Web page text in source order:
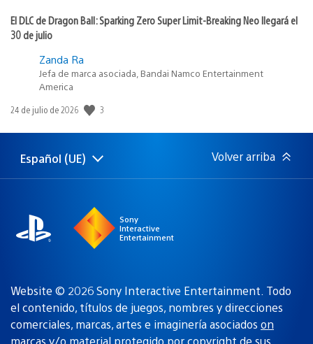
El DLC de Dragon Ball: Sparking Zero Super Limit-Breaking Neo llegará el
30 de julio
Zanda Ra
Jefa de marca asociada, Bandai Namco Entertainment
America
Fecha
publicación:
24 de julio de 2026 3
Selecciona
una
Región
actual:
Español (UE) Volver arriba
Sony
Interactive
Entertainment
Website © 2026 Sony Interactive Entertainment. Todo
el contenido, títulos de juegos, nombres y direcciones
comerciales, marcas, artes e imaginería asociados on
marcas y/o material protegido por copyright de sus